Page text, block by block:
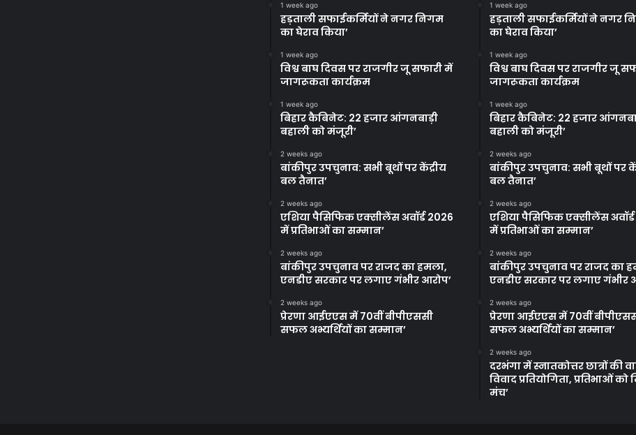
1 week ago
हड़ताली सफाईकर्मियों ने नगर निगम
का घेराव किया’
1 week ago
विश्व बाघ दिवस पर राजगीर जू सफारी में
जागरूकता कार्यक्रम
1 week ago
बिहार कैबिनेट: 22 हजार आंगनबाड़ी
बहाली को मंजूरी’
2 weeks ago
बांकीपुर उपचुनाव: सभी बूथों पर केंद्रीय
बल तैनात’
2 weeks ago
एशिया पैसिफिक एक्सीलेंस अवॉर्ड 2026
में प्रतिभाओं का सम्मान’
2 weeks ago
बांकीपुर उपचुनाव पर राजद का हमला,
एनडीए सरकार पर लगाए गंभीर आरोप’
2 weeks ago
प्रेरणा आईएएस में 70वीं बीपीएससी
सफल अभ्यर्थियों का सम्मान’
1 week ago
हड़ताली सफाईकर्मियों ने नगर
का घेराव किया’
1 week ago
विश्व बाघ दिवस पर राजगीर जू
जागरूकता कार्यक्रम
1 week ago
बिहार कैबिनेट: 22 हजार
बहाली को मंजूरी’
2 weeks ago
बांकीपुर उपचुनाव: सभी बूथों पर
बल तैनात’
2 weeks ago
एशिया पैसिफिक एक्सीलेंस
में प्रतिभाओं का सम्मान’
2 weeks ago
बांकीपुर उपचुनाव पर राजद का
एनडीए सरकार पर लगाए गंभीर
2 weeks ago
प्रेरणा आईएएस में 70वीं
सफल अभ्यर्थियों का सम्मान’
2 weeks ago
दरभंगा में स्नातकोत्तर छात्रों की
विवाद प्रतियोगिता, प्रतिभाओं को
मंच’